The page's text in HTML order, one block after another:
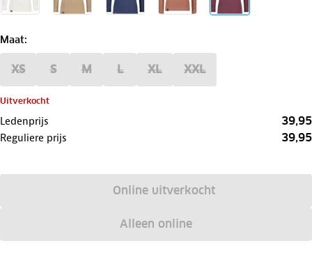
Maat:
XS S M L XL XXL
Uitverkocht
Ledenprijs 39,95
Reguliere prijs 39,95
Online uitverkocht
Alleen online